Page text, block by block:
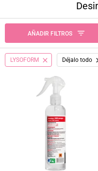
AÑADIR FILTROS
LYSOFORM Déjalo todo